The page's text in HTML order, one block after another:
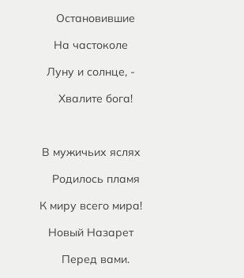
Остановившие
На частоколе
Луну и солнце, -
Хвалите бога!
В мужичьих яслях
Родилось пламя
К миру всего мира!
Новый Назарет
Перед вами.